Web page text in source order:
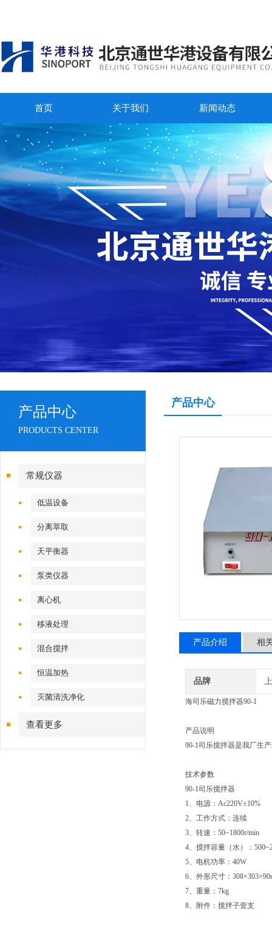
首页 关于我们 新闻动态
产品中心
PRODUCTS CENTER
常规仪器
低温设备
分离萃取
天平衡器
泵类仪器
离心机
移液处理
混合搅拌
恒温加热
灭菌清洗净化
查看更多
产品中心
产品介绍 相
品牌
海司乐磁力搅拌器90-1
产品说明
90-1司乐搅拌器是我厂生
技术参数
90-1司乐搅拌器
1、电源：Ac220V±10%
2、工作方式：连续
3、转速：50~1800r/min
4、搅拌容量（水）：
5、电机功率：40W
6、外形尺寸：
7、重量：7kg
8、附件：搅拌子壹支